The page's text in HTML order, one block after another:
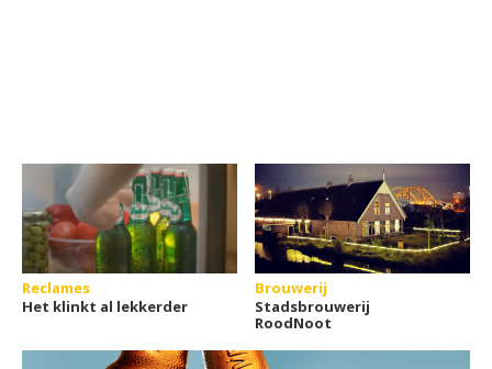
Reclames
Het klinkt al lekkerder
Brouwerij
Stadsbrouwerij
RoodNoot